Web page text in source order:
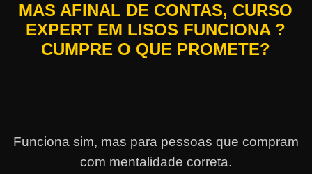
MAS AFINAL DE CONTAS, CURSO
EXPERT EM LISOS FUNCIONA ?
CUMPRE O QUE PROMETE?
Funciona sim, mas para pessoas que compram
com mentalidade correta.